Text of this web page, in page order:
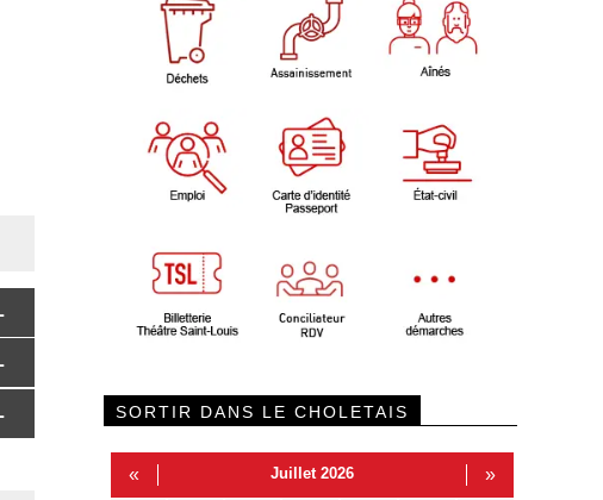
SORTIR DANS LE CHOLETAIS
« Juillet 2026 »